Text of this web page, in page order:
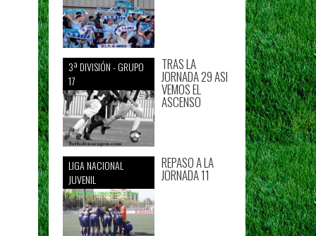
3ª DIVISIÓN - GRUPO
17
TRAS LA
JORNADA 29 ASI
VEMOS EL
ASCENSO
LIGA NACIONAL
JUVENIL
REPASO A LA
JORNADA 11